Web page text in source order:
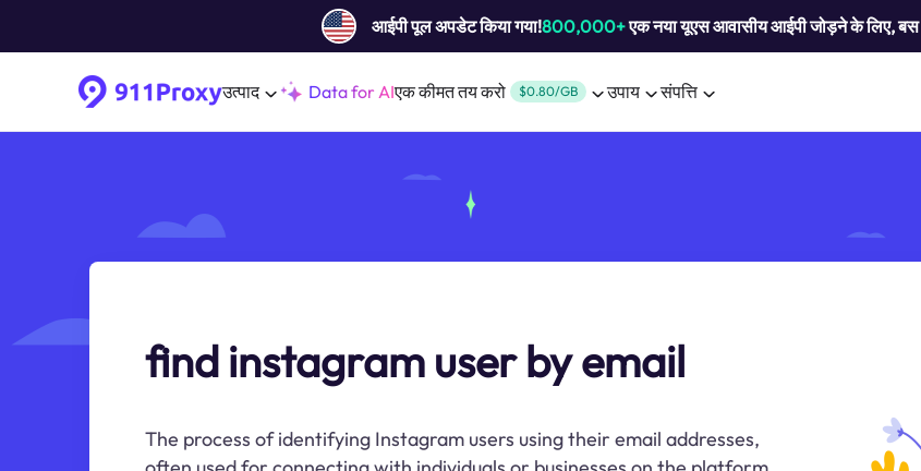
आईपी ​​पूल अपडेट किया गया!800,000+एक नया यूएस आवासीय आईपी जोड़ने के लिए, बस
उत्पाद Data for AIएक कीमत तय करो $0.80/GB उपाय संपत्ति
find instagram user by email
The process of identifying Instagram users using their email addresses,